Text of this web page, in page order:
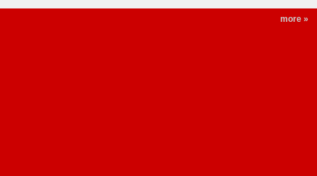
more »